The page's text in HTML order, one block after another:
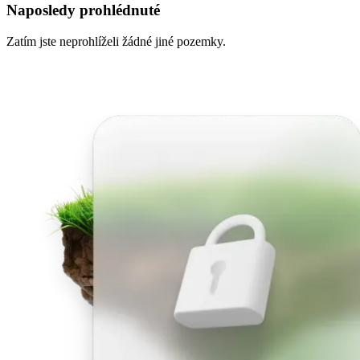
Naposledy prohlédnuté
Zatím jste neprohlíželi žádné jiné pozemky.